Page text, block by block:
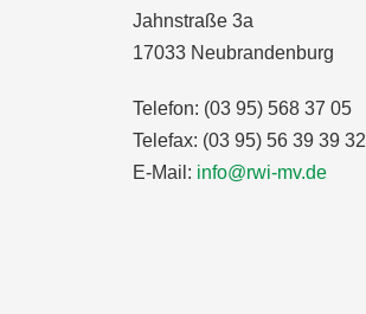
Jahnstraße 3a
17033 Neubrandenburg
Telefon: (03 95) 568 37 05
Telefax: (03 95) 56 39 39 32
E-Mail: info@rwi-mv.de